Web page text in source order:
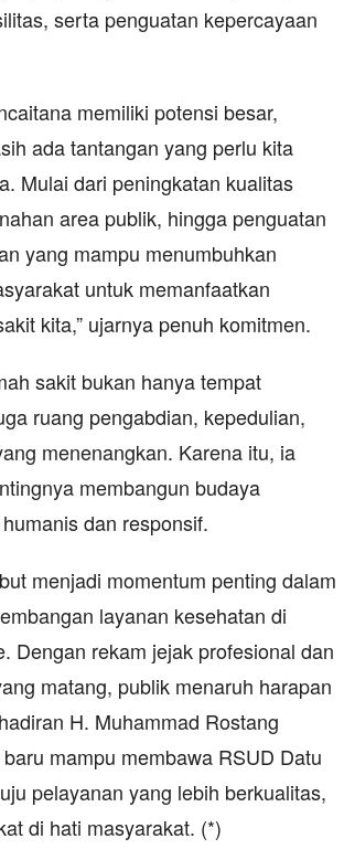
serta penguatan kepercayaan
memiliki potensi besar,
ada tantangan yang perlu kita
Mulai dari peningkatan kualitas
area publik, hingga penguatan
yang mampu menumbuhkan
untuk memanfaatkan
kita,” ujarnya penuh komitmen.
sakit bukan hanya tempat
ruang pengabdian, kepedulian,
menenangkan. Karena itu, ia
membangun budaya
dan responsif.
menjadi momentum penting dalam
layanan kesehatan di
Dengan rekam jejak profesional dan
matang, publik menaruh harapan
H. Muhammad Rostang
mampu membawa RSUD Datu
pelayanan yang lebih berkualitas,
di hati masyarakat. (*)